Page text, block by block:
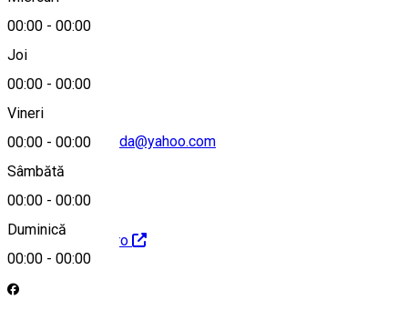
00:00 - 00:00
Joi
00:00 - 00:00
Vineri
00:00 - 00:00
Sâmbătă
00:00 - 00:00
Duminică
00:00 - 00:00
spitalmunicipalturda@yahoo.com
http://spitalturda.ro